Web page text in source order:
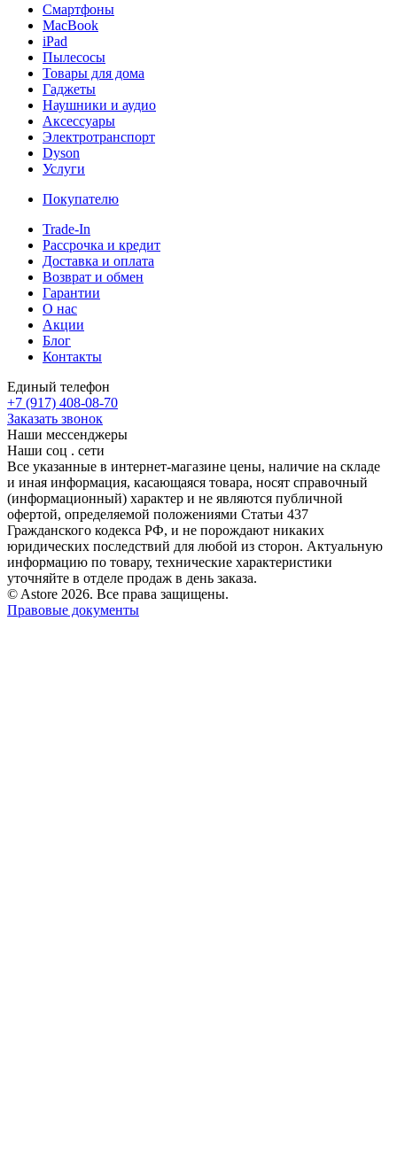
Смартфоны
MacBook
iPad
Пылесосы
Товары для дома
Гаджеты
Наушники и аудио
Аксессуары
Электротранспорт
Dyson
Услуги
Покупателю
Trade-In
Рассрочка и кредит
Доставка и оплата
Возврат и обмен
Гарантии
О нас
Акции
Блог
Контакты
Единый телефон
+7 (917) 408-08-70
Заказать звонок
Наши мессенджеры
Наши соц . сети
Все указанные в интернет-магазине цены, наличие на складе
и иная информация, касающаяся товара, носят справочный
(информационный) характер и не являются публичной
офертой, определяемой положениями Статьи 437
Гражданского кодекса РФ, и не порождают никаких
юридических последствий для любой из сторон. Актуальную
информацию по товару, технические характеристики
уточняйте в отделе продаж в день заказа.
© Astore 2026. Все права защищены.
Правовые документы